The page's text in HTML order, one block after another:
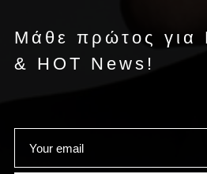
Μάθε πρώτος για
& HOT News!